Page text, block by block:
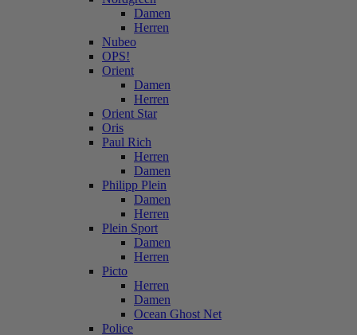
Damen
Herren
Nubeo
OPS!
Orient
Damen
Herren
Orient Star
Oris
Paul Rich
Herren
Damen
Philipp Plein
Damen
Herren
Plein Sport
Damen
Herren
Picto
Herren
Damen
Ocean Ghost Net
Police